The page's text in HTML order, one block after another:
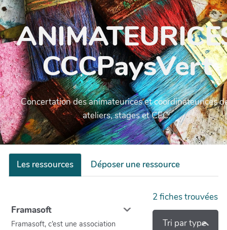
CCCPaysVert
Concertation des animateurices et coordinateurices
ateliers, stages et CEC.
Les ressources Déposer une ressource
2fiches trouvées
Tri par type
Framasoft
Framasoft, c’est une association